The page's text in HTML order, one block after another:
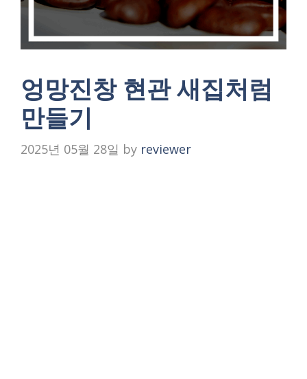
엉망진창 현관 새집처럼
만들기
2025년 05월 28일 by reviewer